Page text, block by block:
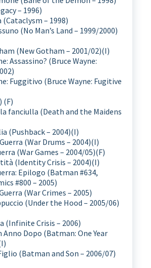
– 1996)
– 1998)
(No Man’s Land – 1999/2000)
(New Gotham – 2001/02)(I)
Assassino? (Bruce Wayne:
Fuggitivo (Bruce Wayne: Fugitive
(F)
fanciulla (Death and the Maidens
(Pushback – 2004)(I)
(War Drums – 2004)(I)
(War Games – 2004/05)(F)
(Identity Crisis – 2004)(I)
Epilogo (Batman #634,
#800 – 2005)
(War Crimes – 2005)
(Under the Hood – 2005/06)
(Infinite Crisis – 2006)
Anno Dopo (Batman: One Year
(Batman and Son – 2006/07)